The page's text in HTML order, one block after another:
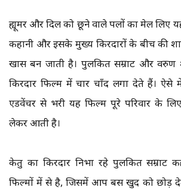
ह्यूमर और दिल को छूने वाले पलों का मेल लिए
कहानी और इसके मुख्य किरदारों के बीच की
खास बन जाती है। पुलकित सम्राट और वरुण
किरदार फिल्म में चार चाँद लगा देते हैं। ऐसे
एडवेंचर से भरी यह फिल्म पूरे परिवार के
लेकर आती है।
केतु का किरदार निभा रहे पुलकित सम्राट
फिल्मों में से है, जिसमें आप बस खुद को छोड़